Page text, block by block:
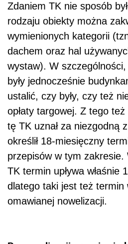
Zdaniem TK nie sposób
rodzaju obiekty można
wymienionych kategorii
dachem oraz hal
wystaw). W
były jednocześnie
ustalić, czy były, czy też
opłaty targowej. Z tego
tę TK uznał za niezgodną
określił 18-miesięczny
przepisów w tym zakresie.
TK termin upływa właśnie
dlatego taki jest też termin
omawianej nowelizacji.